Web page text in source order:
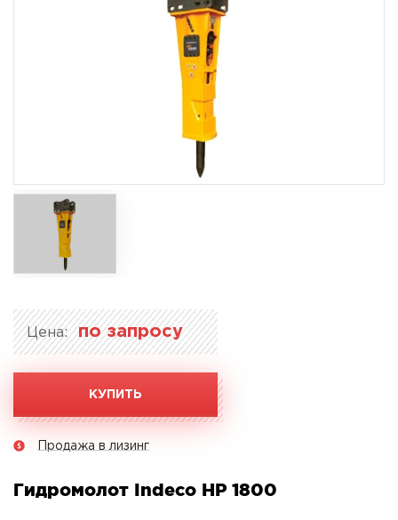
Цена: по запросу
КУПИТЬ
Продажа в лизинг
Гидромолот Indeco HP 1800